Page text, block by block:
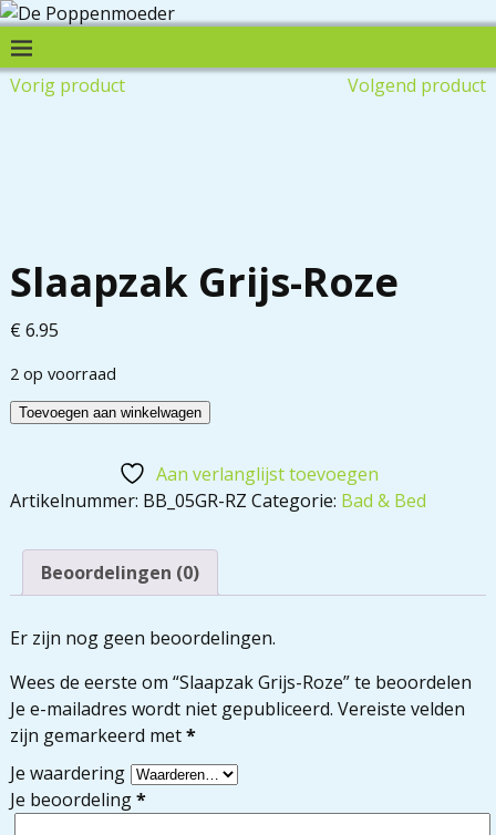
Vorig product Volgend product
Slaapzak Grijs-Roze
€ 6.95
2 op voorraad
Toevoegen aan winkelwagen
Aan verlanglijst toevoegen
Artikelnummer: BB_05GR-RZ Categorie: Bad & Bed
Beoordelingen (0)
Er zijn nog geen beoordelingen.
Wees de eerste om “Slaapzak Grijs-Roze” te beoordelen
Je e-mailadres wordt niet gepubliceerd. Vereiste velden
zijn gemarkeerd met*
Je waardering
Je beoordeling*